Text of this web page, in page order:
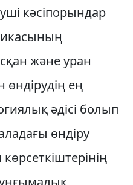
кәсіпорындар
және уран
өндірудің ең
әдісі болып
өндіру